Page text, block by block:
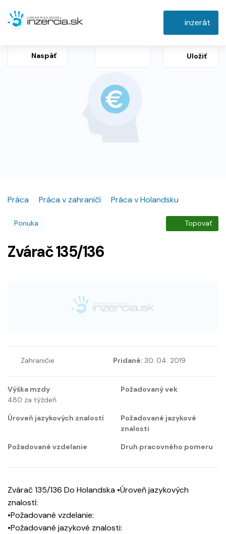
inzerát
Naspäť Uložiť
Práca Práca v zahraničí Práca v Holandsku
Ponuka Topovať
Zvárač 135/136
Zahraničie Pridané: 30. 04. 2019
Výška mzdy
480 za týždeň
Požadovaný vek
Úroveň jazykových znalostí
Požadované jazykové
znalosti
Požadované vzdelanie
Druh pracovného pomeru
Zvárač 135/136 Do Holandska •Úroveň jazykových
znalostí:
•Požadované vzdelanie:
•Požadované jazykové znalosti: